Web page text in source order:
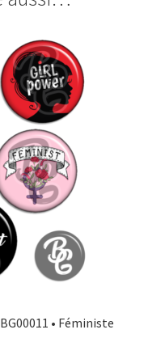
• Féministe